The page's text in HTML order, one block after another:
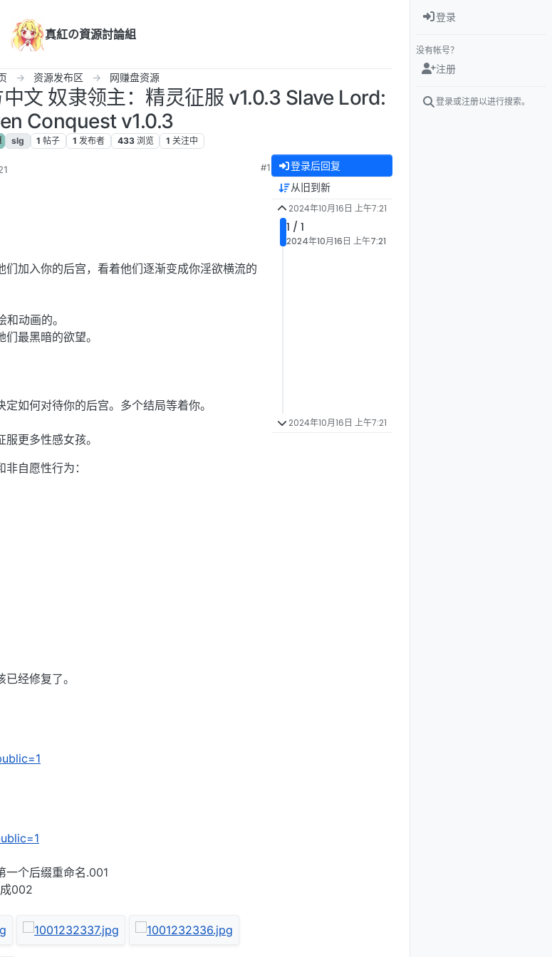
真紅の資源討論組
资源发布区 网赚盘资源
文 奴隶领主：精灵征服 v1.0.3 Slave Lord:
Conquest v1.0.3
slg 1 帖子 1 发布者 433 浏览 1 关注中
#1
加入你的后宫，看着他们逐渐变成你淫欲横流的
动画的。
最黑暗的欲望。
如何对待你的后宫。多个结局等着你。
更多性感女孩。
自愿性行为：
经修复了。
一个后缀重命名.001
002
登录后回复
从旧到新
2024年10月16日 上午7:21
1 / 1
2024年10月16日 上午7:21
2024年10月16日 上午7:21
登录
没有帐号？
注册
登录或注册以进行搜索。